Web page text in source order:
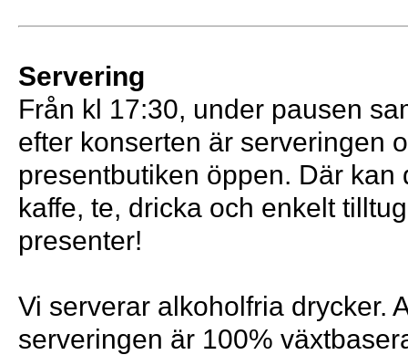
Servering
Från kl 17:30, under pausen
efter konserten är serveringen
presentbutiken öppen. Där kan
kaffe, te, dricka och enkelt
presenter!
Vi serverar alkoholfria drycker.
serveringen är 100%